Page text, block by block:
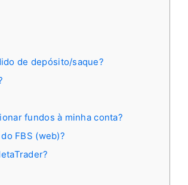
de depósito/saque?
fundos à minha conta?
FBS (web)?